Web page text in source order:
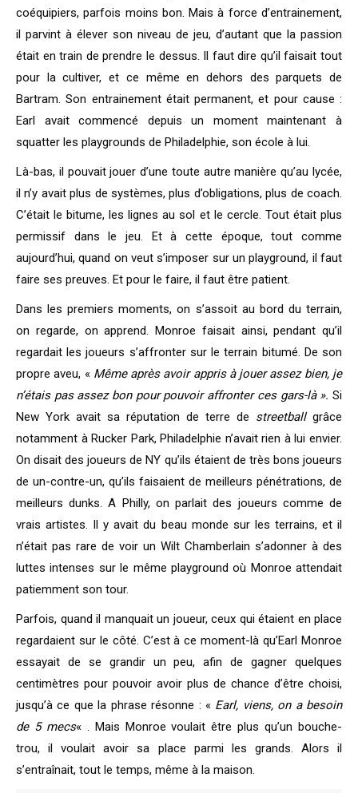
coéquipiers, parfois moins bon. Mais à force d’entrainement,
il parvint à élever son niveau de jeu, d’autant que la passion
était en train de prendre le dessus. Il faut dire qu’il faisait tout
pour la cultiver, et ce même en dehors des parquets de
Bartram. Son entrainement était permanent, et pour cause :
Earl avait commencé depuis un moment maintenant à
squatter les playgrounds de Philadelphie, son école à lui.
Là-bas, il pouvait jouer d’une toute autre manière qu’au lycée,
il n’y avait plus de systèmes, plus d’obligations, plus de coach.
C’était le bitume, les lignes au sol et le cercle. Tout était plus
permissif dans le jeu. Et à cette époque, tout comme
aujourd’hui, quand on veut s’imposer sur un playground, il faut
faire ses preuves. Et pour le faire, il faut être patient.
Dans les premiers moments, on s’assoit au bord du terrain,
on regarde, on apprend. Monroe faisait ainsi, pendant qu’il
regardait les joueurs s’affronter sur le terrain bitumé. De son
propre aveu, « Même après avoir appris à jouer assez bien, je
n’étais pas assez bon pour pouvoir affronter ces gars-là ». Si
New York avait sa réputation de terre de streetballgrâce
notamment à Rucker Park, Philadelphie n’avait rien à lui envier.
On disait des joueurs de NY qu’ils étaient de très bons joueurs
de un-contre-un, qu’ils faisaient de meilleurs pénétrations, de
meilleurs dunks. A Philly, on parlait des joueurs comme de
vrais artistes. Il y avait du beau monde sur les terrains, et il
n’était pas rare de voir un Wilt Chamberlain s’adonner à des
luttes intenses sur le même playground où Monroe attendait
patiemment son tour.
Parfois, quand il manquait un joueur, ceux qui étaient en place
regardaient sur le côté. C’est à ce moment-là qu’Earl Monroe
essayait de se grandir un peu, afin de gagner quelques
centimètres pour pouvoir avoir plus de chance d’être choisi,
jusqu’à ce que la phrase résonne : « Earl, viens, on a besoin
de 5 mecs« . Mais Monroe voulait être plus qu’un bouche-
trou, il voulait avoir sa place parmi les grands. Alors il
s’entraînait, tout le temps, même à la maison.